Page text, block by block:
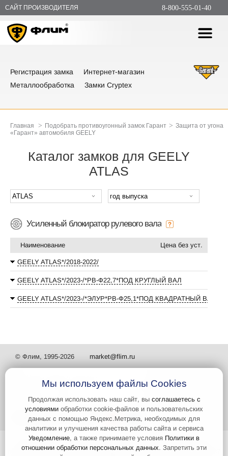
САЙТ ПРОИЗВОДИТЕЛЯ 8-800-555-01-40
Регистрация замка
Интернет-магазин
Металлообработка
Замки Cryptex
Главная > Подобрать противоугонный замок Гарант > Защита от угона
«Гарант» автомобиля GEELY
Каталог замков для GEELY
ATLAS
Усиленный блокиратор рулевого вала
Наименование Цена без уст.
GEELY ATLAS*/2018-2022/
GEELY ATLAS*/2023-/*РВ-Ф22,7*ПОД КРУГЛЫЙ ВАЛ
GEELY ATLAS*/2023-/*ЭЛУР*РВ-Ф25,1*ПОД КВАДРАТНЫЙ ВАЛ
© Флим, 1995-2026 market@flim.ru
Задать вопрос Контакты
Интернет-сайт носит информационный характер и не является
публичной офертой, которая определяется положениями статьи 437
Мы используем файлы Cookies
Продолжая использовать наш сайт, вы соглашаетесь с
условиями обработки cookie-файлов и пользовательских
данных с помощью Яндекс.Метрика, необходимых для
аналитики и улучшения качества работы сайта и сервиса
Уведомление, а также принимаете условия Политики в
отношении обработки персональных данных. Запретить эти